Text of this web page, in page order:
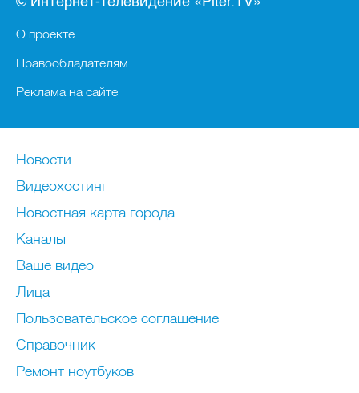
О проекте
Правообладателям
Реклама на сайте
Новости
Видеохостинг
Новостная карта города
Каналы
Ваше видео
Лица
Пользовательское соглашение
Справочник
Ремонт нoутбуков